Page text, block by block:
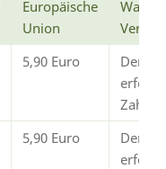
Europäische
Union
Wann
5,90 Euro
Der
erfolgt
5,90 Euro
Der